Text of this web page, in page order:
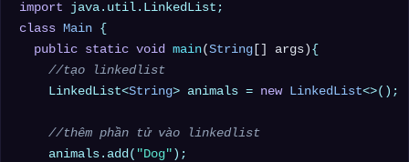
import
class Main {
public static void main( String [] args) {
//tạo linkedlist
    LinkedList<
String> animals = new LinkedList<>();
//thêm phần tử vào linkedlist
    animals.add(
"Dog" );